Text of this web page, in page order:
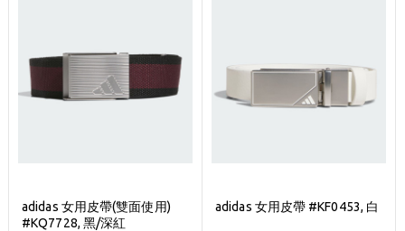
adidas 女用皮帶(雙面使用)
#KQ7728, 黑/深紅
adidas 女用皮帶 #KF0453, 白